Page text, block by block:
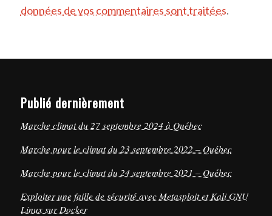
données de vos commentaires sont traitées.
Publié dernièrement
Marche climat du 27 septembre 2024 à Québec
Marche pour le climat du 23 septembre 2022 – Québec
Marche pour le climat du 24 septembre 2021 – Québec
Exploiter une faille de sécurité avec Metasploit et Kali GNU
Linux sur Docker